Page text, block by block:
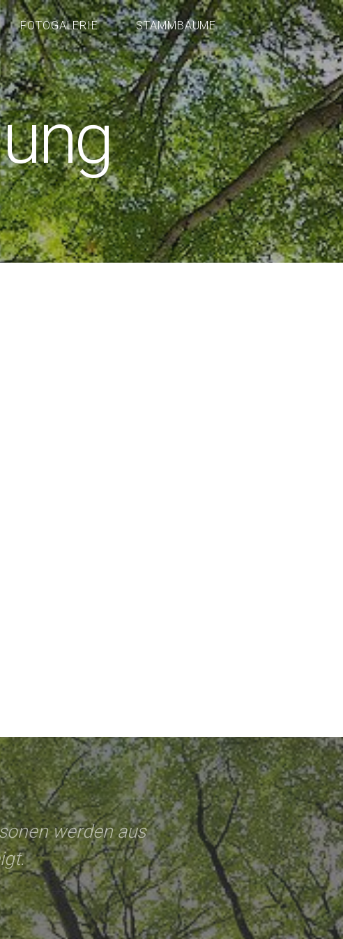
FOTOGALERIE STAMMBÄUME
werden aus